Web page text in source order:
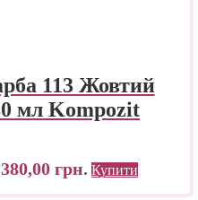
113 Жовтий
мл Kompozit
380,00 грн. Купити